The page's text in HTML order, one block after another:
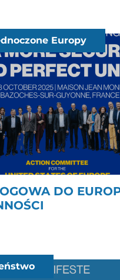
Europy
DO